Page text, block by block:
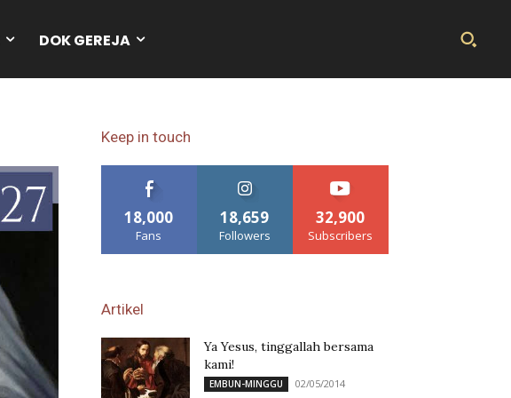
DOK GEREJA
Keep in touch
18,000
Fans
18,659
Followers
32,900
Subscribers
Artikel
Ya Yesus, tinggallah bersama
kami!
EMBUN-MINGGU 02/05/2014